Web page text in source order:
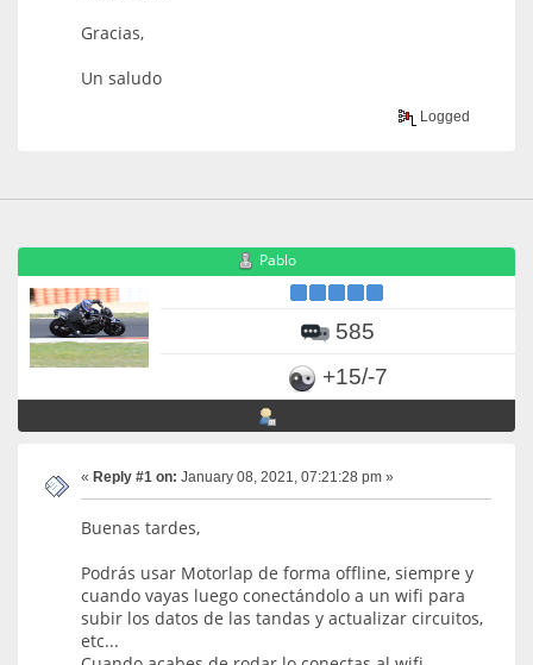
Gracias,
Un saludo
Logged
Pablo
585
+15/-7
« Reply #1 on: January 08, 2021, 07:21:28 pm »
Buenas tardes,
Podrás usar Motorlap de forma offline, siempre y
cuando vayas luego conectándolo a un wifi para
subir los datos de las tandas y actualizar circuitos,
etc...